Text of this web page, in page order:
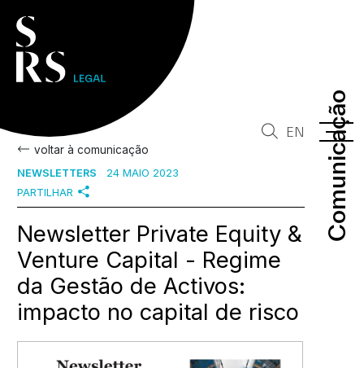
Comunicação
Comunicação
EN
voltar à comunicação
NEWSLETTERS
24 MAIO 2023
PARTILHAR
Newsletter Private Equity &
Venture Capital - Regime
da Gestão de Activos:
impacto no capital de risco